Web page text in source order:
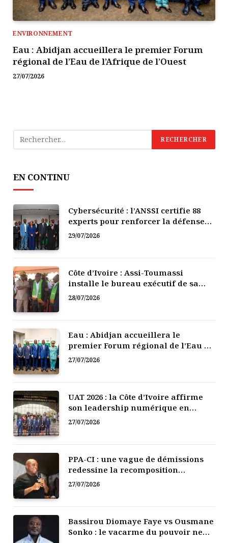
ENVIRONNEMENT
Eau : Abidjan accueillera le premier Forum
régional de l’Eau de l’Afrique de l’Ouest
27/07/2026
EN CONTINU
Cybersécurité : l’ANSSI certifie 88
experts pour renforcer la défense
numérique de la Côte d’Ivoire
29/07/2026
Côte d’Ivoire : Assi-Toumassi
installe le bureau exécutif de sa
mutuelle de développement
28/07/2026
Eau : Abidjan accueillera le
premier Forum régional de l’Eau de
l’Afrique de l’Ouest
27/07/2026
UAT 2026 : la Côte d’Ivoire affirme
son leadership numérique en
Afrique
27/07/2026
PPA-CI : une vague de démissions
redessine la recomposition
politique
27/07/2026
Bassirou Diomaye Faye vs Ousmane
Sonko : le vacarme du pouvoir ne